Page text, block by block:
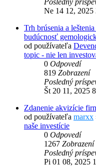
Posledný
Ne 14 12, 2025
Trh brúsenia a
budúcnosť
od používateľa
topic - nie len
0 Odpovedí
819 Zobrazení
Posledný
Št 20 11, 2025
Zdanenie akvizície
od používateľa marxx
naše investície
0 Odpovedí
1267 Zobrazení
Posledný
Pi 01 08, 2025